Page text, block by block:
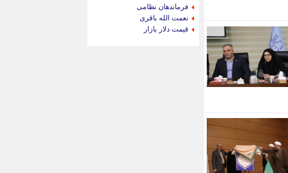
فرماندهان نظامی
نعمت الله باقری
قیمت دلار بازار